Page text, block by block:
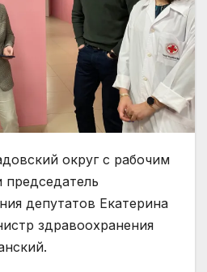
округ с рабочим
председатель
депутатов Екатерина
здравоохранения